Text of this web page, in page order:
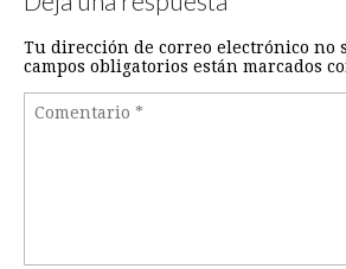
Tu dirección de correo electrónico no
campos obligatorios están marcados